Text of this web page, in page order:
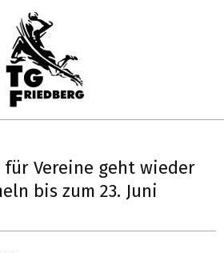
für Vereine geht wieder
bis zum 23. Juni